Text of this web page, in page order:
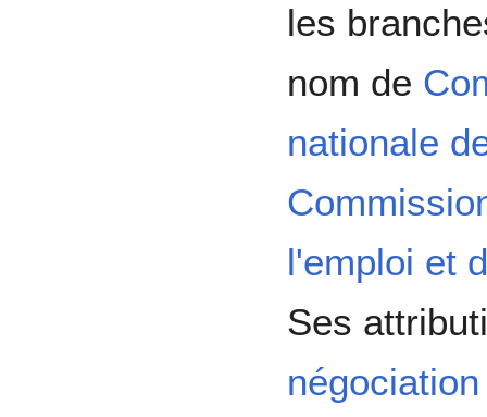
les
nom de
nationale
l'emploi et
Ses
négociation